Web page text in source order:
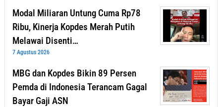
Modal Miliaran Untung Cuma Rp78
Ribu, Kinerja Kopdes Merah Putih
Melawai Disenti…
7 Agustus 2026
MBG dan Kopdes Bikin 89 Persen
Pemda di Indonesia Terancam Gagal
Bayar Gaji ASN